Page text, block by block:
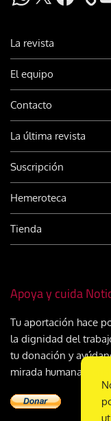
La revista
El equipo
Contacto
La última revista
Suscripción
Hemeroteca
Tienda
Apoya y cuida
Tu aportación hace
la dignidad del
tu donación y
mirada humana y